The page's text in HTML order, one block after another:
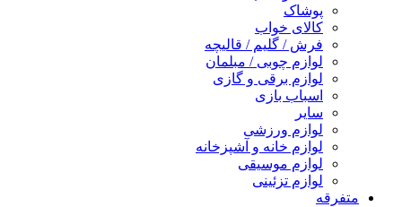
پوشاک
کالای خواب
فرش / گلیم / قالیچه
لوازم چوبی / مبلمان
لوازم برقی و گازی
اسباب بازی
سایر
لوازم ورزشی
لوازم خانه و آشپزخانه
لوازم موسیقی
لوازم تزئینی
متفرقه